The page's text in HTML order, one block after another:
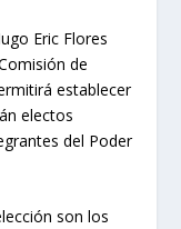
Eric Flores
de
establecer
electos
del Poder
son los